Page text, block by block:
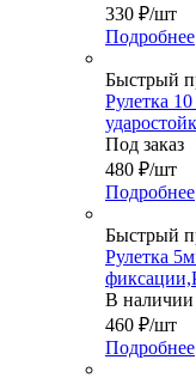
330 ₽/шт
Подробнее
Быстрый
Рулетка
Под заказ
480 ₽/шт
Подробнее
Быстрый
Рулетка
В наличии
460 ₽/шт
Подробнее